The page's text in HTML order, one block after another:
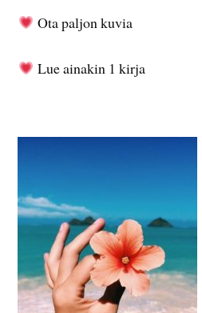
Ota paljon kuvia
Lue ainakin 1 kirja